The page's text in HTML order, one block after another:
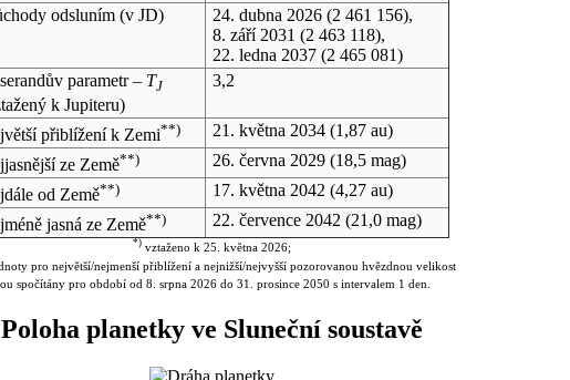
odsluním (v JD) 24. dubna 2026(2 461 156),
8. září 2031 (2 463 118),
22. ledna 2037(2 465 081)
parametr – TJ
k Jupiteru)
3,2
přiblížení k Zemi**) 21. května 2034(1,87 au)
ze Země**) 26. června 2029(18,5 mag)
od Země**) 17. května 2042 (4,27 au)
jasná ze Země**) 22. července 2042 (21,0 mag)
*)vztaženo k 25. května 2026;
pro největší/nejmenší přiblížení a nejnižší/nejvyšší pozorovanou hvězdnou velikost
spočítány pro období od 8. srpna 2026 do 31. prosince 2050 s intervalem 1 den.
Poloha planetky ve Sluneční soustavě